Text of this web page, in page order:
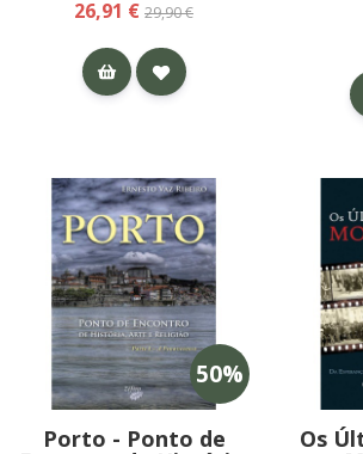
26,91 € 29,90 €
50%
Porto - Ponto de Os